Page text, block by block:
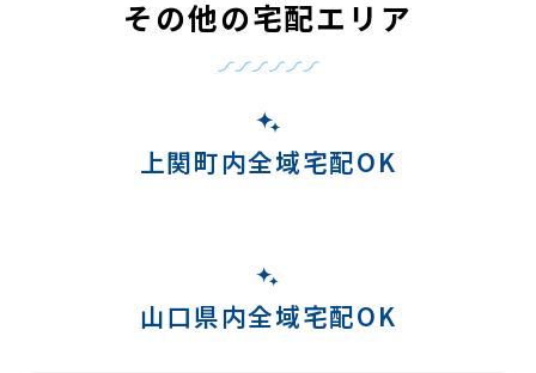
その他の宅配エリア
上関町内全域宅配OK
山口県内全域宅配OK